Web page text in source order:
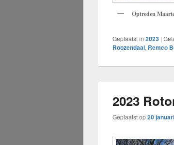
Optreden
Geplaatst in 2023 |
Roozendaal, Remco
2023
Geplaatst op20